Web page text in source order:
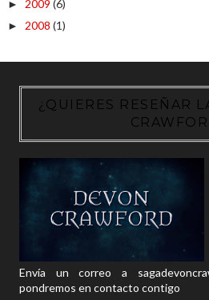
► 2009 (6)
► 2008 (1)
¿QUIERES RESEÑAR
Envía un correo a
pondremos en contacto contigo